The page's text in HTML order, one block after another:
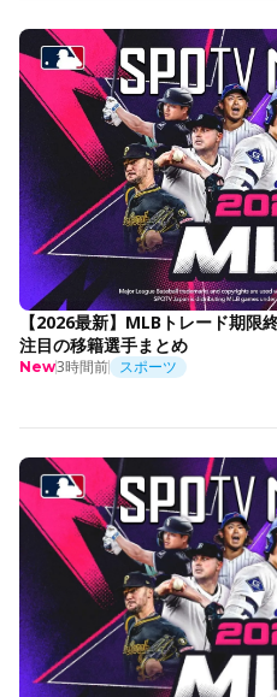
【2026最新】MLBトレード期限
注目の移籍選手まとめ
New3時間前 スポーツ